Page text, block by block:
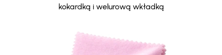
kokardką i welurową wkładką